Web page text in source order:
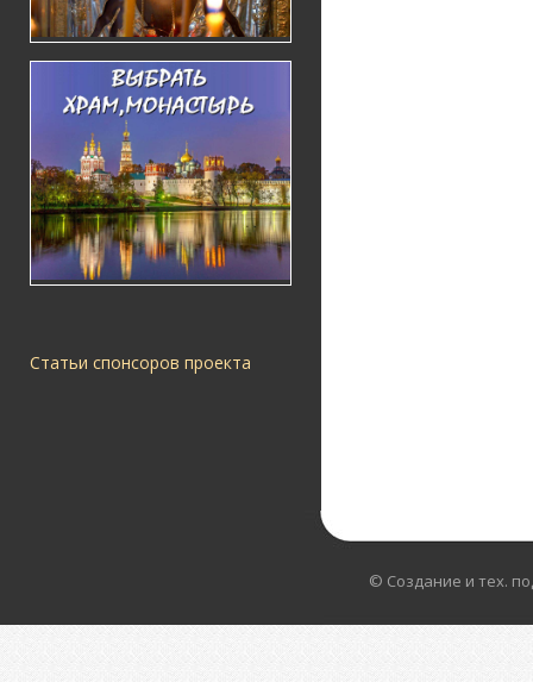
Статьи спонсоров проекта
© Создание и тех.